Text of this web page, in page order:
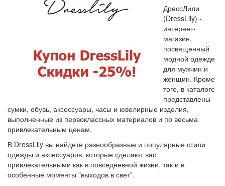
ДрессЛили
(DressLily) -
интернет-
магазин,
посвященный
модной одежде
для мужчин и
женщин. Кроме
того, в каталоге
представлены
сумки, обувь, аксессуары, часы и ювелирные изделия,
выполненные из первоклассных материалов и по весьма
привлекательным ценам.
В DressLily вы найдете разнообразные и популярные стили
одежды и аксессуаров, которые сделают вас
привлекательными как в повседневной жизни, так и в
особенные моменты "выходов в свет".